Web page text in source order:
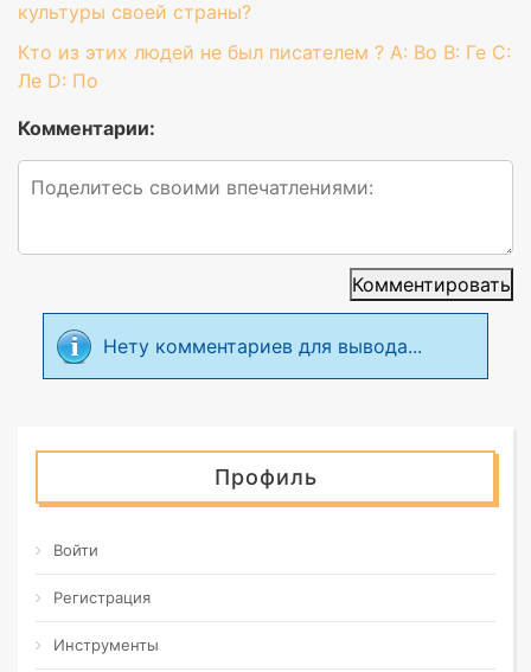
культуры своей страны?
Кто из этих людей не был писателем ? A: Во B: Ге C:
Ле D: По
Комментарии:
Комментировать
Нету комментариев для вывода...
Профиль
Войти
Регистрация
Инструменты